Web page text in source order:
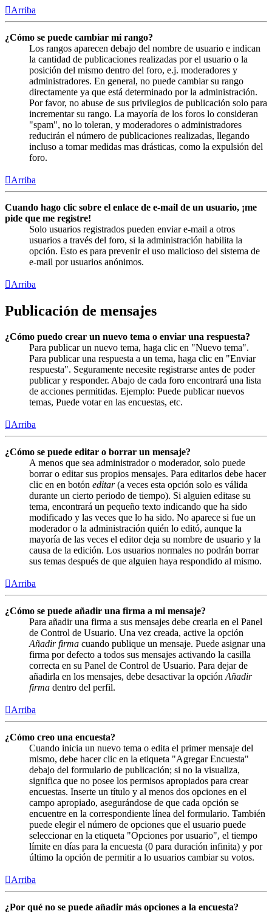
Arriba
¿Cómo se puede cambiar mi rango?
Los rangos aparecen debajo del nombre de usuario e indican
la cantidad de publicaciones realizadas por el usuario o la
posición del mismo dentro del foro, e.j. moderadores y
administradores. En general, no puede cambiar su rango
directamente ya que está determinado por la administración.
Por favor, no abuse de sus privilegios de publicación solo para
incrementar su rango. La mayoría de los foros lo consideran
"spam", no lo toleran, y moderadores o administradores
reducirán el número de publicaciones realizadas, llegando
incluso a tomar medidas mas drásticas, como la expulsión del
foro.
Arriba
Cuando hago clic sobre el enlace de e-mail de un usuario, ¡me
pide que me registre!
Solo usuarios registrados pueden enviar e-mail a otros
usuarios a través del foro, si la administración habilita la
opción. Esto es para prevenir el uso malicioso del sistema de
e-mail por usuarios anónimos.
Arriba
Publicación de mensajes
¿Cómo puedo crear un nuevo tema o enviar una respuesta?
Para publicar un nuevo tema, haga clic en "Nuevo tema".
Para publicar una respuesta a un tema, haga clic en "Enviar
respuesta". Seguramente necesite registrarse antes de poder
publicar y responder. Abajo de cada foro encontrará una lista
de acciones permitidas. Ejemplo: Puede publicar nuevos
temas, Puede votar en las encuestas, etc.
Arriba
¿Cómo se puede editar o borrar un mensaje?
A menos que sea administrador o moderador, solo puede
borrar o editar sus propios mensajes. Para editarlos debe hacer
clic en en botón editar(a veces esta opción solo es válida
durante un cierto periodo de tiempo). Si alguien editase su
tema, encontrará un pequeño texto indicando que ha sido
modificado y las veces que lo ha sido. No aparece si fue un
moderador o la administración quién lo editó, aunque la
mayoría de las veces el editor deja su nombre de usuario y la
causa de la edición. Los usuarios normales no podrán borrar
sus temas después de que alguien haya respondido al mismo.
Arriba
¿Cómo se puede añadir una firma a mi mensaje?
Para añadir una firma a sus mensajes debe crearla en el Panel
de Control de Usuario. Una vez creada, active la opción
Añadir firma cuando publique un mensaje. Puede asignar una
firma por defecto a todos sus mensajes activando la casilla
correcta en su Panel de Control de Usuario. Para dejar de
añadirla en los mensajes, debe desactivar la opción Añadir
firma dentro del perfil.
Arriba
¿Cómo creo una encuesta?
Cuando inicia un nuevo tema o edita el primer mensaje del
mismo, debe hacer clic en la etiqueta "Agregar Encuesta"
debajo del formulario de publicación; si no la visualiza,
significa que no posee los permisos apropiados para crear
encuestas. Inserte un título y al menos dos opciones en el
campo apropiado, asegurándose de que cada opción se
encuentre en la correspondiente línea del formulario. También
puede elegir el número de opciones que el usuario puede
seleccionar en la etiqueta "Opciones por usuario", el tiempo
límite en días para la encuesta (0 para duración infinita) y por
último la opción de permitir a lo usuarios cambiar su votos.
Arriba
¿Por qué no se puede añadir más opciones a la encuesta?